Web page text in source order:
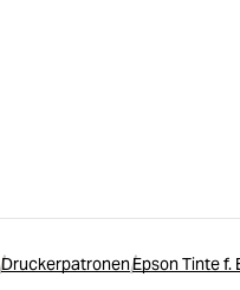
DruckerpatronenEpson Tinte f.